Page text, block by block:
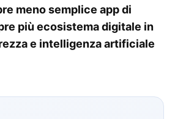
meno semplice app di
più ecosistema digitale in
e intelligenza artificiale